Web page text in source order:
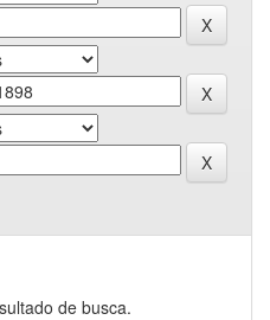
de busca.